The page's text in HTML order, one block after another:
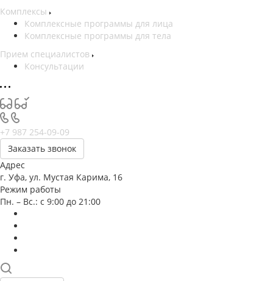
Комплексы
Комплексные программы для лица
Комплексные программы для тела
Прием специалистов
Консультации
+7 987 254-09-09
Заказать звонок
Адрес
г. Уфа, ул. Мустая Карима, 16
Режим работы
Пн. – Вс.: с 9:00 до 21:00